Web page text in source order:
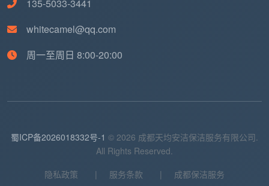
135-5033-3441
whitecamel@qq.com
周一至周日 8:00-20:00
蜀ICP备2026018332号-1 © 2026 成都天均安洁保洁服务有限公司.
All Rights Reserved.
隐私政策
| 服务条款 | 成都保洁服务